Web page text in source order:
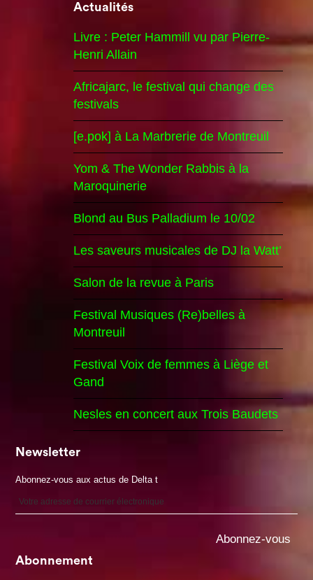
Actualités
Livre : Peter Hammill vu par Pierre-
Henri Allain
Africajarc, le festival qui change des
festivals
[e.pok] à La Marbrerie de Montreuil
Yom & The Wonder Rabbis à la
Maroquinerie
Blond au Bus Palladium le 10/02
Les saveurs musicales de DJ la Watt’
Salon de la revue à Paris
Festival Musiques (Re)belles à
Montreuil
Festival Voix de femmes à Liège et
Gand
Nesles en concert aux Trois Baudets
Newsletter
Abonnez-vous aux actus de Delta t
Abonnement